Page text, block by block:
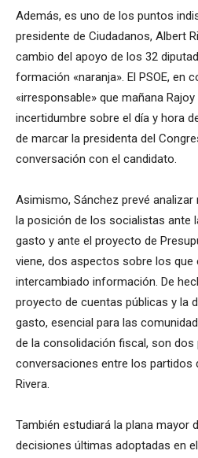
Además, es uno de los puntos
presidente de Ciudadanos, Albert
cambio del apoyo de los 32
formación «naranja». El PSOE, en
«irresponsable» que mañana
incertidumbre sobre el día y hora
de marcar la presidenta del
conversación con el candidato.
Asimismo, Sánchez prevé
la posición de los socialistas ante
gasto y ante el proyecto de
viene, dos aspectos sobre los que
intercambiado información. De
proyecto de cuentas públicas y la
gasto, esencial para las
de la consolidación fiscal, son dos
conversaciones entre los partidos
Rivera.
También estudiará la plana mayor
decisiones últimas adoptadas en